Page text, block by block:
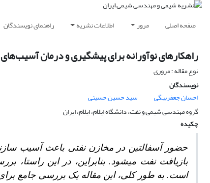
صفحه اصلی مرور اطلاعات نشریه راهنمای نویسندگان
راهکارهای نوآورانه برای پیشگیری و درمان
نوع مقاله : مروری
نویسندگان
احسان جعفربیگی
سید حسین حسینی
گروه مهندسی شیمی و نفت، دانشگاه ایلام، ایلام، ایران
چکیده
حضور آسفالتین در مخازن نفتی باعث آسیب
بازیافت نفت می­شود. بنابراین، در این راستا،
است. به طور کلی، این مقاله یک بررسی جامع